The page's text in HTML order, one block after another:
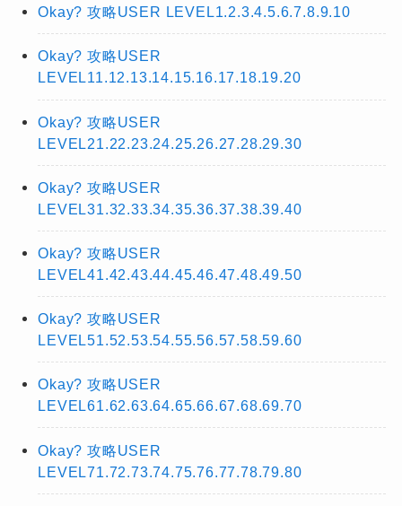
Okay? 攻略USER LEVEL1.2.3.4.5.6.7.8.9.10
Okay? 攻略USER
LEVEL11.12.13.14.15.16.17.18.19.20
Okay? 攻略USER
LEVEL21.22.23.24.25.26.27.28.29.30
Okay? 攻略USER
LEVEL31.32.33.34.35.36.37.38.39.40
Okay? 攻略USER
LEVEL41.42.43.44.45.46.47.48.49.50
Okay? 攻略USER
LEVEL51.52.53.54.55.56.57.58.59.60
Okay? 攻略USER
LEVEL61.62.63.64.65.66.67.68.69.70
Okay? 攻略USER
LEVEL71.72.73.74.75.76.77.78.79.80